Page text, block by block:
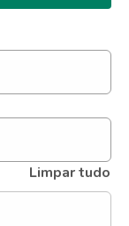
Limpar tudo